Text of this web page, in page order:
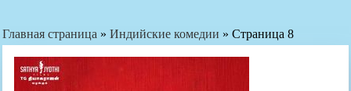
Главная страница » Индийские комедии » Страница 8